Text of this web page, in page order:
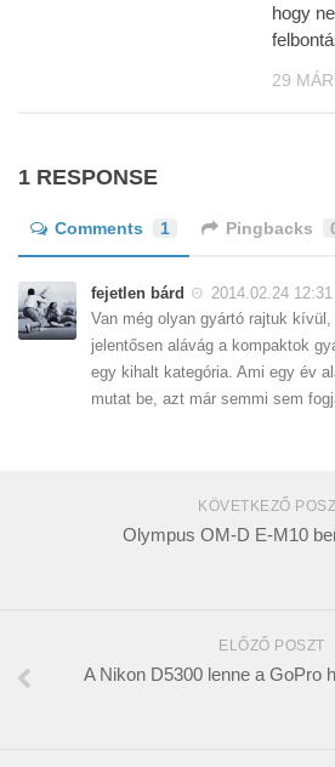
hogy
29
1 RESPONSE
Comments 1 Pingbacks
fejetlen bárd
2014.02.24 12:31
Van még olyan gyártó rajtuk
jelentősen alávág a kompaktok
egy kihalt kategória. Ami egy év
mutat be, azt már semmi sem
KÖVETKEZŐ
Olympus OM-D E-M10
ELŐZŐ POSZT
A Nikon D5300 lenne a GoPro